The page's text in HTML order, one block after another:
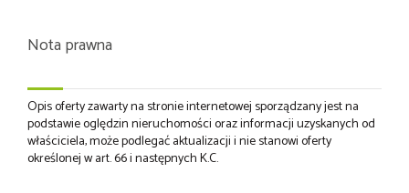
Nota prawna
Opis oferty zawarty na stronie internetowej sporządzany jest na
podstawie oględzin nieruchomości oraz informacji uzyskanych od
właściciela, może podlegać aktualizacji i nie stanowi oferty
określonej w art. 66 i następnych K.C.